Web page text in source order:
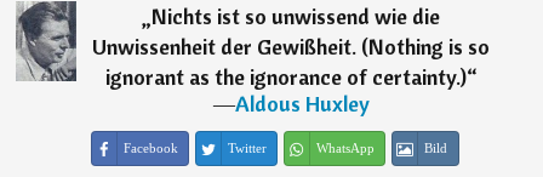
„Nichts ist so unwissend wie die
Unwissenheit der Gewißheit. (Nothing is so
ignorant as the ignorance of certainty.)“
―Aldous Huxley
Facebook Twitter WhatsApp Bild